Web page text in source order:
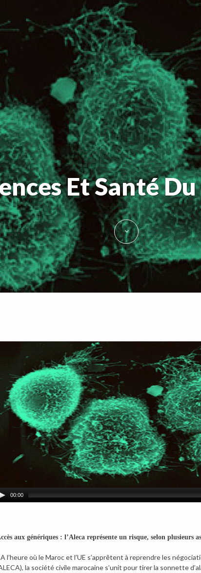
Et Santé
00:00
aux génériques : l’Aleca représente un risque, selon plusieurs
A l’heure où le Maroc et l’UE s’apprêtent à reprendre les
la société civile marocaine s’unit pour tirer la sonnette